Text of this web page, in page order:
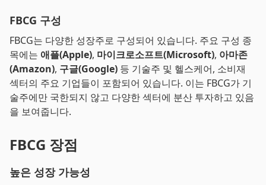
FBCG 구성
FBCG는 다양한 성장주로 구성되어 있습니다. 주요 구성 종
목에는 애플(Apple), 마이크로소프트(Microsoft), 아마존
(Amazon), 구글(Google) 등 기술주 및 헬스케어, 소비재
섹터의 주요 기업들이 포함되어 있습니다. 이는 FBCG가 기
술주에만 국한되지 않고 다양한 섹터에 분산 투자하고 있음
을 보여줍니다.
FBCG 장점
높은 성장 가능성